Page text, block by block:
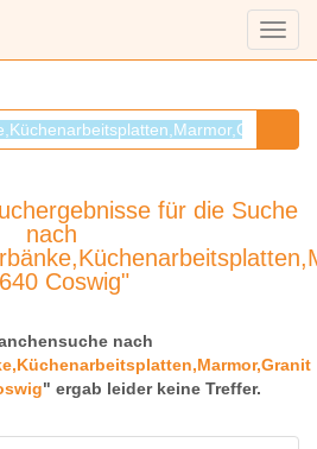
Menü
für die Suche
nach
Coswig"
nach
" ergab leider keine Treffer.